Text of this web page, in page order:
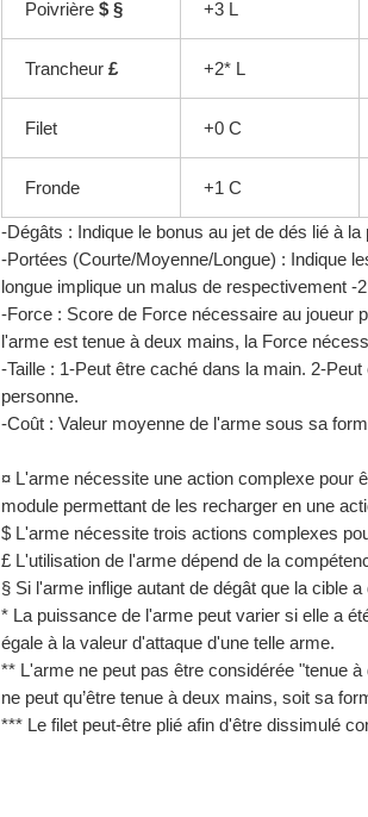
Poivrière $ § +3 L
Trancheur £ +2* L
Filet +0 C
Fronde +1 C
-Dégâts : Indique le bonus au jet de dés lié à
-Portées (Courte/Moyenne/Longue) : Indique
longue implique un malus de respectivement -
-Force : Score de Force nécessaire au joueur
l'arme est tenue à deux mains, la Force
-Taille : 1-Peut être caché dans la main. 2-
personne.
-Coût : Valeur moyenne de l'arme sous sa
¤ L'arme nécessite une action complexe pour
module permettant de les recharger en une
$ L'arme nécessite trois actions complexes
£ L'utilisation de l'arme dépend de la
§ Si l'arme inflige autant de dégât que la cible
* La puissance de l'arme peut varier si elle a
égale à la valeur d'attaque d'une telle arme.
** L'arme ne peut pas être considérée "tenue
ne peut qu’être tenue à deux mains, soit sa
*** Le filet peut-être plié afin d'être dissimulé